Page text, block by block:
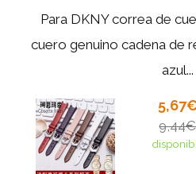
Para DKNY correa de
cuero genuino cadena de
azul...
9,44€